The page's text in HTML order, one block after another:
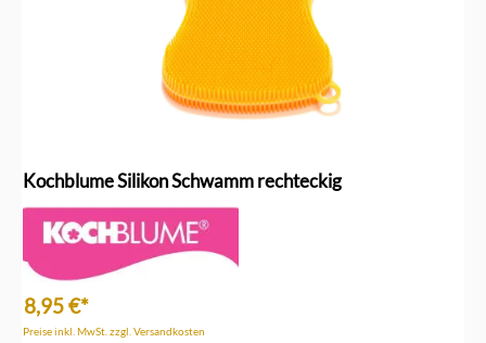
Kochblume Silikon Schwamm rechteckig
8,95 €*
Preise inkl. MwSt. zzgl. Versandkosten